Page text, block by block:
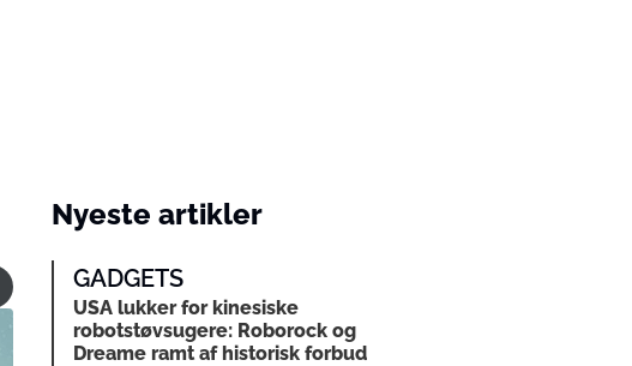
Nyeste artikler
GADGETS
USA lukker for kinesiske
robotstøvsugere: Roborock og
Dreame ramt af historisk forbud